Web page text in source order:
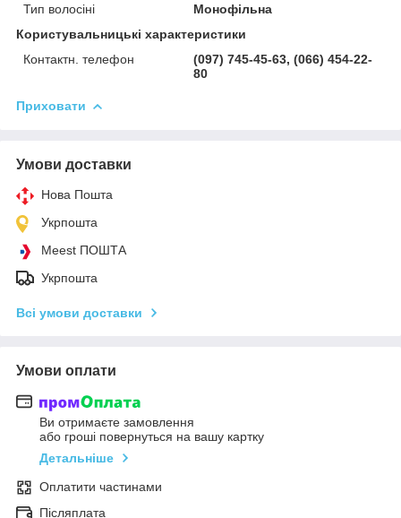
Тип волосіні
Монофільна
Користувальницькі характеристики
Контактн. телефон
(097) 745-45-63, (066) 454-22-
80
Приховати
Умови доставки
Нова Пошта
Укрпошта
Meest ПОШТА
Укрпошта
Всі умови доставки
Умови оплати
Ви отримаєте замовлення
або гроші повернуться на вашу картку
Детальніше
Оплатити частинами
Післяплата